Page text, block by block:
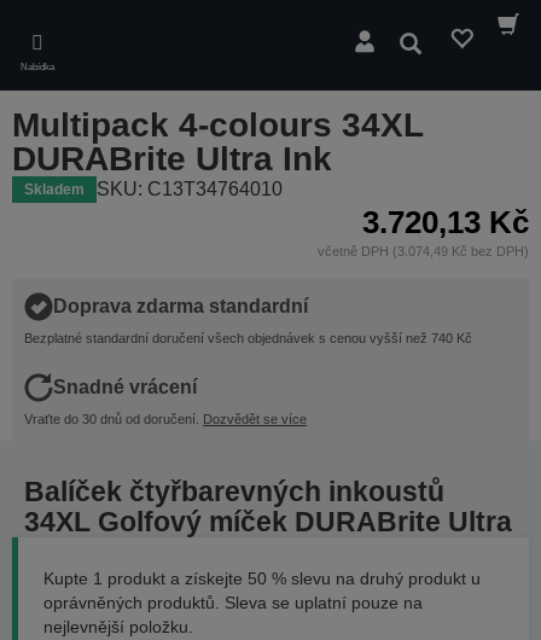
main
content
Nabídka
Hledat
Multipack 4-colours 34XL
DURABrite Ultra Ink
Skladem SKU: C13T34764010
3.720,13 Kč
včetně DPH (3.074,49 Kč bez DPH)
Doprava zdarma standardní
Bezplatné standardní doručení všech objednávek s cenou vyšší než 740 Kč
Snadné vrácení
Vraťte do 30 dnů od doručení. Dozvědět se více
Balíček čtyřbarevných inkoustů
34XL Golfový míček DURABrite Ultra
Kupte 1 produkt a získejte 50 % slevu na druhý produkt u
oprávněných produktů. Sleva se uplatní pouze na
nejlevnější položku.